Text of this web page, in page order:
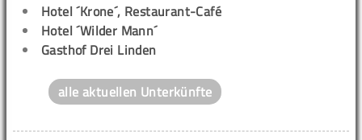
Hotel ´Krone´, Restaurant-Café
Hotel ´Wilder Mann´
Gasthof Drei Linden
alle aktuellen Unterkünfte